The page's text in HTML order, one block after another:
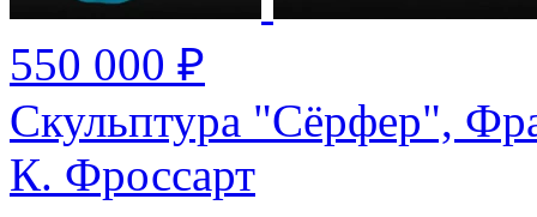
550 000 ₽
Скульптура "Сёрфер",
К. Фроссарт